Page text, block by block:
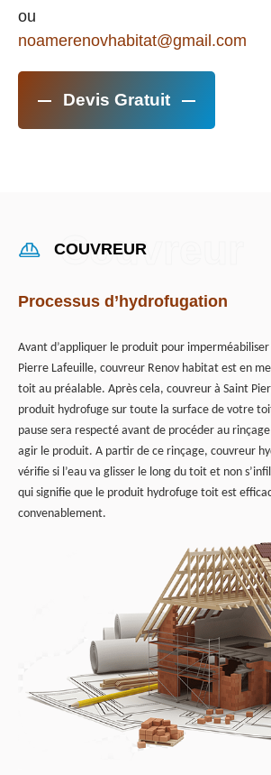
ou
noamerenovhabitat@gmail.com
Devis Gratuit
COUVREUR
Processus d’hydrofugation
Avant d’appliquer le produit pour
Pierre Lafeuille, couvreur Renov habitat est en
toit au préalable. Après cela, couvreur à Saint
produit hydrofuge sur toute la surface de votre
pause sera respecté avant de procéder au
agir le produit. A partir de ce rinçage, couvreur
vérifie si l’eau va glisser le long du toit et non
qui signifie que le produit hydrofuge toit est
convenablement.